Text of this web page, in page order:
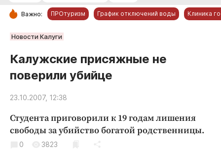
РУБРИКИ
Новости компаний
Статьи
Народные новости
Благоустройство
Криминал
Важно: ПРОтуризм График отключений воды Клиника
Новости Калуги
Калужские присяжные не
поверили убийце
23.10.2007, 12:38
Студента приговорили к 19 годам лишения
свободы за убийство богатой родственницы.
0 3823